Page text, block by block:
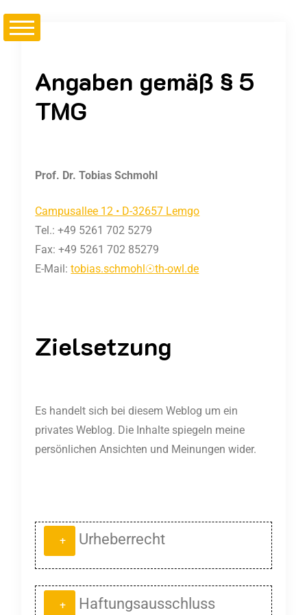
Angaben gemäß § 5
TMG
Prof. Dr. Tobias Schmohl
Campusallee 12 • D-32657 Lemgo
Tel.: +49 5261 702 5279
Fax: +49 5261 702 85279
E-Mail:tobias.schmohl☉th-owl.de
Zielsetzung
Es handelt sich bei diesem Weblog um ein
privates Weblog. Die Inhalte spiegeln meine
persönlichen Ansichten und Meinungen wider.
Urheberrecht
Die durch den Seitenbetreiber erstellten
Inhalte und Werke auf diesen Seiten
Haftungsausschluss